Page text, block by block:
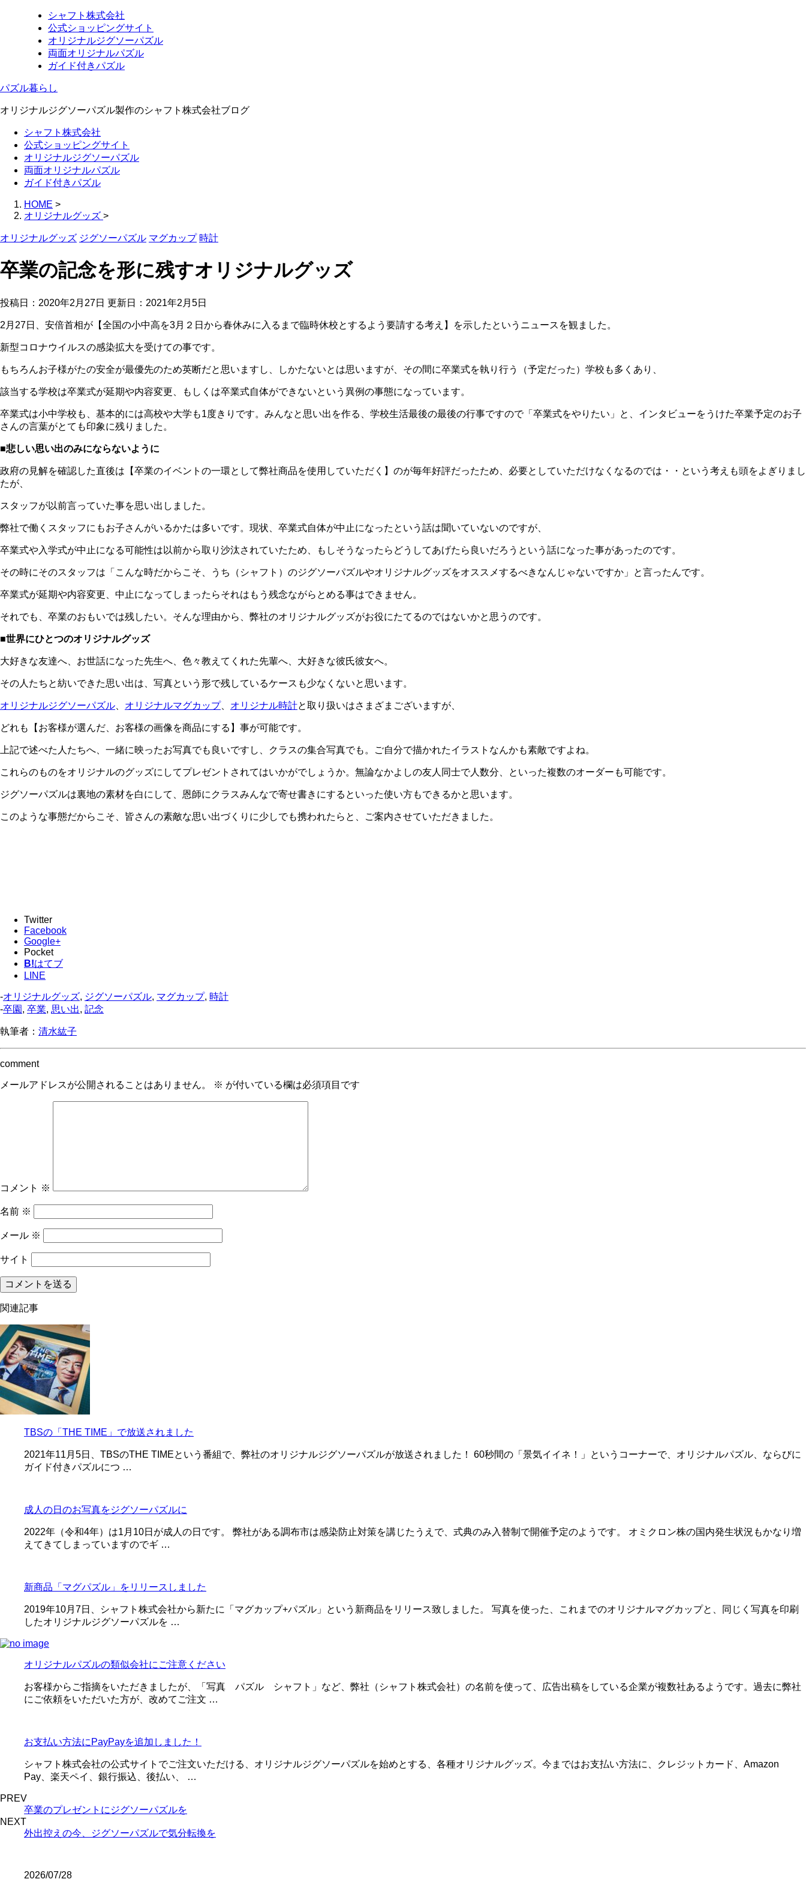
シャフト株式会社
公式ショッピングサイト
オリジナルジグソーパズル
両面オリジナルパズル
ガイド付きパズル
パズル暮らし
オリジナルジグソーパズル製作のシャフト株式会社ブログ
シャフト株式会社
公式ショッピングサイト
オリジナルジグソーパズル
両面オリジナルパズル
ガイド付きパズル
HOME >
オリジナルグッズ >
オリジナルグッズ ジグソーパズル マグカップ 時計
卒業の記念を形に残すオリジナルグッズ
投稿日：2020年2月27日 更新日： 2021年2月5日
2月27日、安倍首相が【全国の小中高を3月２日から春休みに入るまで臨時休校とするよう要請する考え】を示したというニュースを観ました。
新型コロナウイルスの感染拡大を受けての事です。
もちろんお子様がたの安全が最優先のため英断だと思いますし、しかたないとは思いますが、その間に卒業式を執り行う（予定だった）学校も多くあり、
該当する学校は卒業式が延期や内容変更、もしくは卒業式自体ができないという異例の事態になっています。
卒業式は小中学校も、基本的には高校や大学も1度きりです。みんなと思い出を作る、学校生活最後の最後の行事ですので「卒業式をやりたい」と、インタビューをうけた卒業予定のお子
さんの言葉がとても印象に残りました。
■悲しい思い出のみにならないように
政府の見解を確認した直後は【卒業のイベントの一環として弊社商品を使用していただく】のが毎年好評だったため、必要としていただけなくなるのでは・・という考えも頭をよぎりまし
たが、
スタッフが以前言っていた事を思い出しました。
弊社で働くスタッフにもお子さんがいるかたは多いです。現状、卒業式自体が中止になったという話は聞いていないのですが、
卒業式や入学式が中止になる可能性は以前から取り沙汰されていたため、もしそうなったらどうしてあげたら良いだろうという話になった事があったのです。
その時にそのスタッフは「こんな時だからこそ、うち（シャフト）のジグソーパズルやオリジナルグッズをオススメするべきなんじゃないですか」と言ったんです。
卒業式が延期や内容変更、中止になってしまったらそれはもう残念ながらとめる事はできません。
それでも、卒業のおもいでは残したい。そんな理由から、弊社のオリジナルグッズがお役にたてるのではないかと思うのです。
■世界にひとつのオリジナルグッズ
大好きな友達へ、お世話になった先生へ、色々教えてくれた先輩へ、大好きな彼氏彼女へ。
その人たちと紡いできた思い出は、写真という形で残しているケースも少なくないと思います。
オリジナルジグソーパズル オリジナルマグカップ、 オリジナル時計と取り扱いはさまざまございますが、
どれも【お客様が選んだ、お客様の画像を商品にする】事が可能です。
上記で述べた人たちへ、一緒に映ったお写真でも良いですし、クラスの集合写真でも。ご自分で描かれたイラストなんかも素敵ですよね。
これらのものをオリジナルのグッズにしてプレゼントされてはいかがでしょうか。無論なかよしの友人同士で人数分、といった複数のオーダーも可能です。
ジグソーパズルは裏地の素材を白にして、恩師にクラスみんなで寄せ書きにするといった使い方もできるかと思います。
このような事態だからこそ、皆さんの素敵な思い出づくりに少しでも携われたらと、ご案内させていただきました。
Twitter
Facebook
Google+
Pocket
B!はてブ
LINE
-オリジナルグッズ, ジグソーパズル, マグカップ, 時計
-卒園 , 卒業, 思い出, 記念
執筆者： 清水紘子
comment
メールアドレスが公開されることはありません。 ※ が付いている欄は必須項目です
コメント ※
名前 ※
メール ※
サイト
関連記事
TBSの「THE TIME」で放送されました
2021年11月5日、TBSのTHE TIMEという番組で、弊社のオリジナルジグソーパズルが放送されました！ 60秒間の「景気イイネ！」というコーナーで、オリジナルパズル、ならびに
ガイド付きパズルにつ …
成人の日のお写真をジグソーパズルに
2022年（令和4年）は1月10日が成人の日です。 弊社がある調布市は感染防止対策を講じたうえで、式典のみ入替制で開催予定のようです。 オミクロン株の国内発生状況もかなり増
えてきてしまっていますのでギ …
新商品「マグパズル」をリリースしました
2019年10月7日、シャフト株式会社から新たに「マグカップ+パズル」という新商品をリリース致しました。 写真を使った、これまでのオリジナルマグカップと、同じく写真を印刷
したオリジナルジグソーパズルを …
オリジナルパズルの類似会社にご注意ください
お客様からご指摘をいただきましたが、「写真 パズル シャフト」など、弊社（シャフト株式会社）の名前を使って、広告出稿をしている企業が複数社あるようです。過去に弊社
にご依頼をいただいた方が、改めてご注文 …
お支払い方法にPayPayを追加しました！
シャフト株式会社の公式サイトでご注文いただける、オリジナルジグソーパズルを始めとする、各種オリジナルグッズ。今まではお支払い方法に、クレジットカード、Amazon
Pay、楽天ペイ、銀行振込、後払い、 …
PREV
卒業のプレゼントにジグソーパズルを
NEXT
外出控えの今、ジグソーパズルで気分転換を
2026/07/28